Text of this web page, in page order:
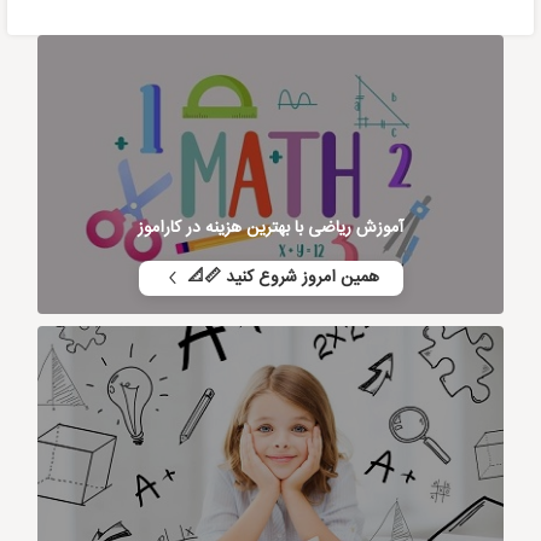
آموزش ریاضی با بهترین هزینه در کاراموز
همین امروز شروع کنید 📏📐